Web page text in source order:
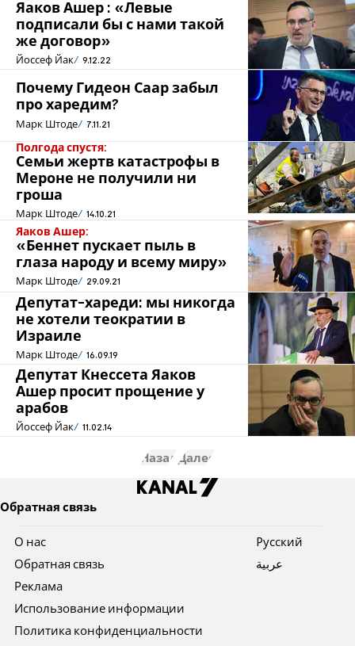
Яаков Ашер : «Левые
подписали бы с нами такой
же договор»
Йоссеф Йак 9.12.22
Почему Гидеон Саар забыл
про харедим?
Марк Штоде 7.11.21
Полгода спустя:
Семьи жертв катастрофы в
Мероне не получили ни
гроша
Марк Штоде 14.10.21
Яаков Ашер:
«Беннет пускает пыль в
глаза народу и всему миру»
Марк Штоде 29.09.21
Депутат-хареди: мы никогда
не хотели теократии в
Израиле
Марк Штоде 16.09.19
Депутат Кнессета Яаков
Ашер просит прощение у
арабов
Йоссеф Йак 11.02.14
Назад Далее
Обратная связь
О нас
Обратная связь
Реклама
Использование информации
Политика конфиденциальности
Pусский
عربية